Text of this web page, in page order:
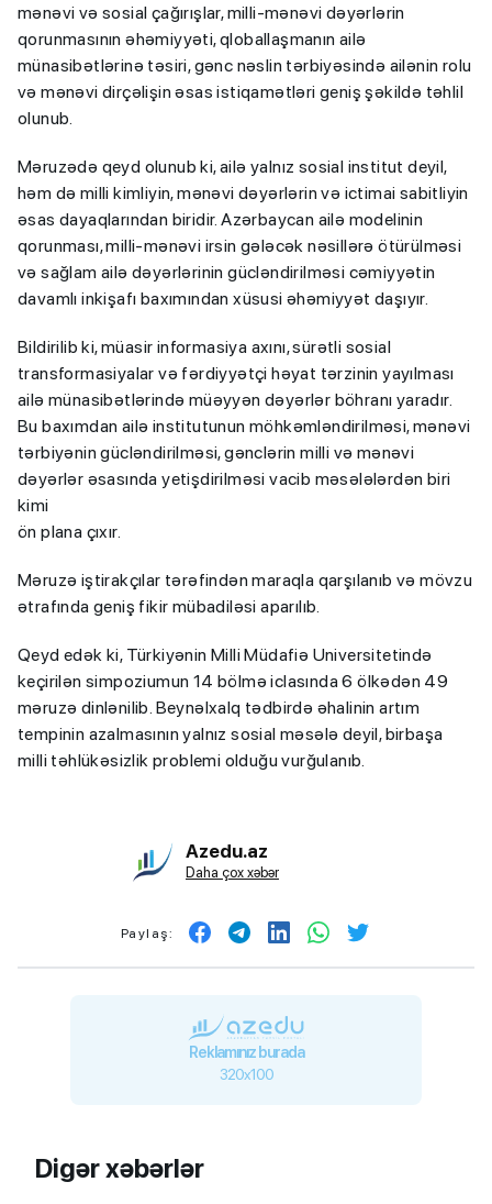
mənəvi və sosial çağırışlar, milli-mənəvi dəyərlərin
qorunmasının əhəmiyyəti, qloballaşmanın ailə
münasibətlərinə təsiri, gənc nəslin tərbiyəsində ailənin rolu
və mənəvi dirçəlişin əsas istiqamətləri geniş şəkildə təhlil
olunub.
Məruzədə qeyd olunub ki, ailə yalnız sosial institut deyil,
həm də milli kimliyin, mənəvi dəyərlərin və ictimai sabitliyin
əsas dayaqlarından biridir. Azərbaycan ailə modelinin
qorunması, milli-mənəvi irsin gələcək nəsillərə ötürülməsi
və sağlam ailə dəyərlərinin gücləndirilməsi cəmiyyətin
davamlı inkişafı baxımından xüsusi əhəmiyyət daşıyır.
Bildirilib ki, müasir informasiya axını, sürətli sosial
transformasiyalar və fərdiyyətçi həyat tərzinin yayılması
ailə münasibətlərində müəyyən dəyərlər böhranı yaradır.
Bu baxımdan ailə institutunun möhkəmləndirilməsi, mənəvi
tərbiyənin gücləndirilməsi, gənclərin milli və mənəvi
dəyərlər əsasında yetişdirilməsi vacib məsələlərdən biri
kimi
ön plana çıxır.
Məruzə iştirakçılar tərəfindən maraqla qarşılanıb və mövzu
ətrafında geniş fikir mübadiləsi aparılıb.
Qeyd edək ki, Türkiyənin Milli Müdafiə Universitetində
keçirilən simpoziumun 14 bölmə iclasında 6 ölkədən 49
məruzə dinlənilib. Beynəlxalq tədbirdə əhalinin artım
tempinin azalmasının yalnız sosial məsələ deyil, birbaşa
milli təhlükəsizlik problemi olduğu vurğulanıb.
Azedu.az
Daha çox xəbər
Paylaş:
Reklamınız burada
320x100
Digər xəbərlər